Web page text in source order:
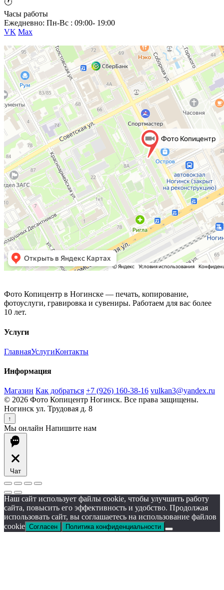
🕐
Часы работы
Ежедневно: Пн-Вс : 09:00- 19:00
VK Max
Фото Копицентр в Ногинске — печать, копирование,
фотоуслуги, гравировка и сувениры. Работаем для вас более
10 лет.
Услуги
ГлавнаяУслугиКонтакты
Информация
Магазин Как добраться +7 (926) 160-38-16 vulkan3@yandex.ru
© 2026 Фото Копицентр Ногинск. Все права защищены.
Ногинск ул. Трудовая д. 8
↑
Мы онлайн Напишите нам
Чат
Наш сайт использует файлы cookie, чтобы улучшить работу
сайта, повысить его эффективность и удобство. Продолжая
использовать сайт, вы соглашаетесь на использование файлов
cookie Согласен Политика конфиденциальности